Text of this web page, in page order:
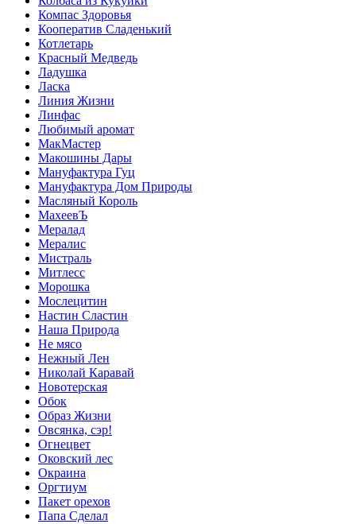
Компас Здоровья
Кооператив Сладенький
Котлетарь
Красный Медведь
Ладушка
Ласка
Линия Жизни
Линфас
Любимый аромат
МакМастер
Макошины Дары
Мануфактура Гуц
Мануфактура Дом Природы
Масляный Король
МахеевЪ
Мералад
Мералис
Мистраль
Митлесс
Морошка
Мослецитин
Настин Сластин
Наша Природа
Не мясо
Нежный Лен
Николай Каравай
Новотерская
Обок
Образ Жизни
Овсянка, сэр!
Огнецвет
Оковский лес
Окраина
Оргтиум
Пакет орехов
Папа Сделал